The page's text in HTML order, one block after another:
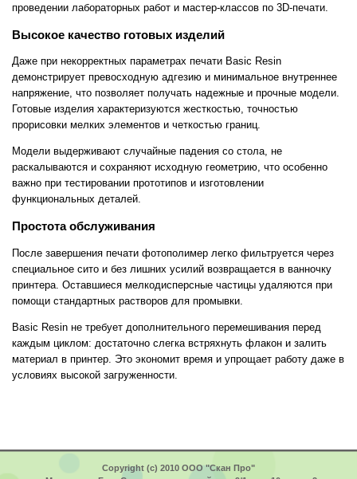
проведении лабораторных работ и мастер-классов по 3D-печати.
Высокое качество готовых изделий
Даже при некорректных параметрах печати Basic Resin
демонстрирует превосходную адгезию и минимальное внутреннее
напряжение, что позволяет получать надежные и прочные модели.
Готовые изделия характеризуются жесткостью, точностью
прорисовки мелких элементов и четкостью границ.
Модели выдерживают случайные падения со стола, не
раскалываются и сохраняют исходную геометрию, что особенно
важно при тестировании прототипов и изготовлении
функциональных деталей.
Простота обслуживания
После завершения печати фотополимер легко фильтруется через
специальное сито и без лишних усилий возвращается в ванночку
принтера. Оставшиеся мелкодисперсные частицы удаляются при
помощи стандартных растворов для промывки.
Basic Resin не требует дополнительного перемешивания перед
каждым циклом: достаточно слегка встряхнуть флакон и залить
материал в принтер. Это экономит время и упрощает работу даже в
условиях высокой загруженности.
Copyright (c) 2010 ООО "Скан Про"